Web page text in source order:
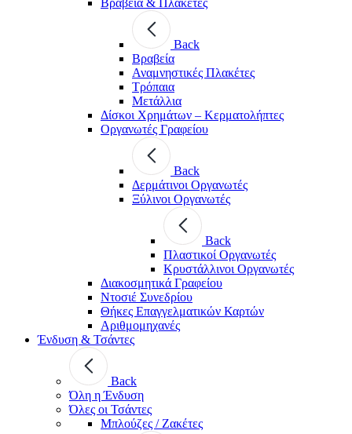
Back
Βραβεία
Αναμνηστικές Πλακέτες
Τρόπαια
Μετάλλια
Δίσκοι Χρημάτων – Κερματολήπτες
Οργανωτές Γραφείου
Back
Δερμάτινοι Οργανωτές
Ξύλινοι Οργανωτές
Back
Πλαστικοί Οργανωτές
Κρυστάλλινοι Οργανωτές
Διακοσμητικά Γραφείου
Ντοσιέ Συνεδρίου
Θήκες Επαγγελματικών Καρτών
Αριθμομηχανές
Ένδυση & Τσάντες
Back
Όλη η Ένδυση
Όλες οι Τσάντες
Μπλούζες / Ζακέτες